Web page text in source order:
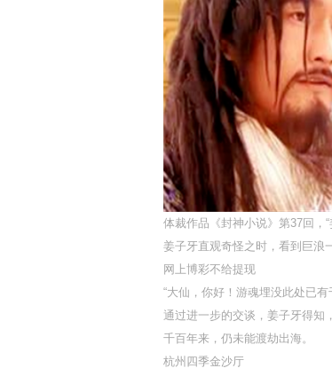
体裁作品《封神小说》第37回，
姜子牙直观奇怪之时，看到巨浪
网上博彩不给提现
“大仙，你好！游魂埋没此处已
通过进一步的交谈，姜子牙得知
千百年来，仍未能渡劫出海。
杭州四季金沙厅